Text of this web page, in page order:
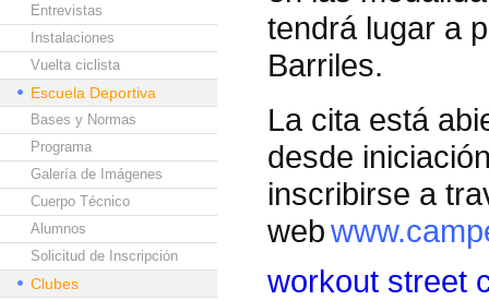
Entrevistas
Instalaciones
Vuelta ciclista
Escuela Deportiva
Bases y Normas
Programa
Galería de Imágenes
Cuerpo Técnico
Alumnos
Solicitud de Inscripción
Clubes
tendrá lugar a
Barriles.
La cita está
desde
inscribirse a
web
workout street